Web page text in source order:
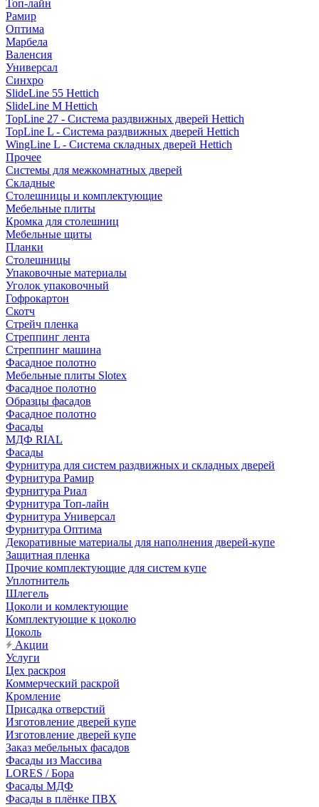
Топ-лайн
Рамир
Оптима
Марбела
Валенсия
Универсал
Синхро
SlideLine 55 Hettich
SlideLine M Hettich
TopLine 27 - Система раздвижных дверей Hettich
TopLine L - Система раздвижных дверей Hettich
WingLine L - Система складных дверей Hettich
Прочее
Системы для межкомнатных дверей
Складные
Столешницы и комплектующие
Мебельные плиты
Кромка для столешниц
Мебельные щиты
Планки
Столешницы
Упаковочные материалы
Уголок упаковочный
Гофрокартон
Скотч
Стрейч пленка
Стреппинг лента
Стреппинг машина
Фасадное полотно
Мебельные плиты Slotex
Фасадное полотно
Образцы фасадов
Фасадное полотно
Фасады
МДФ RIAL
Фасады
Фурнитура для систем раздвижных и складных дверей
Фурнитура Рамир
Фурнитура Риал
Фурнитура Топ-лайн
Фурнитура Универсал
Фурнитура Оптима
Декоративные материалы для наполнения дверей-купе
Защитная пленка
Прочие комплектующие для систем купе
Уплотнитель
Шлегель
Цоколи и комлектующие
Комплектующие к цоколю
Цоколь
Акции
Услуги
Цех раскроя
Коммерческий раскрой
Кромление
Присадка отверстий
Изготовление дверей купе
Изготовление дверей купе
Заказ мебельных фасадов
Фасады из Массива
LORES / Бора
Фасады МДФ
Фасады в плёнке ПВХ